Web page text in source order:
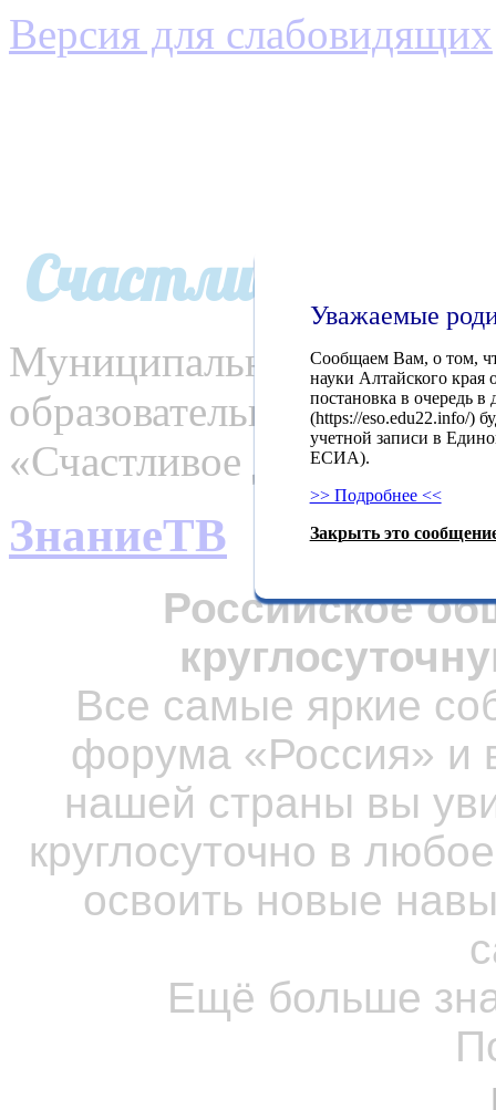
Версия для слабовидящих
Счастливое
Муниципальное
образовательное
«Счастливое детство»
ЗнаниеТВ
Российское
Все самые яркие
форума «Россия» и
нашей страны вы
круглосуточно в
освоить новые
Ещё больше
Уважаемые
Сообщаем Вам, о том,
науки Алтайского края
постановка в очередь
(https://eso.edu22.info/)
учетной записи в
ЕСИА).
>> Подробнее <<
Закрыть это